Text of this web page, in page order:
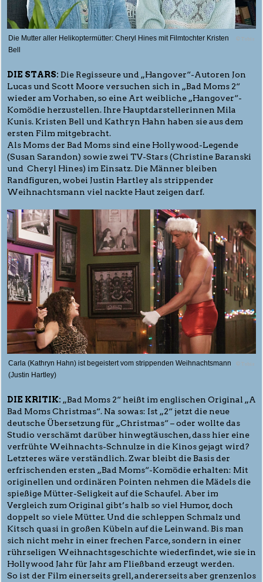
Die Mutter aller Helikoptermütter: Cheryl Hines mit Filmtochter Kristen
Bell
© Tobis
DIE STARS: Die Regisseure und „Hangover“-Autoren Jon
Lucas und Scott Moore versuchen sich in „Bad Moms 2“
wieder am Vorhaben, so eine Art weibliche „Hangover“-
Komödie herzustellen. Ihre Hauptdarstellerinnen Mila
Kunis. Kristen Bell und Kathryn Hahn haben sie aus dem
ersten Film mitgebracht.
Als Moms der Bad Moms sind eine Hollywood-Legende
(Susan Sarandon) sowie zwei TV-Stars (Christine Baranski
und Cheryl Hines) im Einsatz. Die Männer bleiben
Randfiguren, wobei Justin Hartley als strippender
Weihnachtsmann viel nackte Haut zeigen darf.
Carla (Kathryn Hahn) ist begeistert vom strippenden Weihnachtsmann
(Justin Hartley)
© Tobis
DIE KRITIK: „Bad Moms 2“ heißt im englischen Original „A
Bad Moms Christmas“. Na sowas: Ist „2“ jetzt die neue
deutsche Übersetzung für „Christmas“ – oder wollte das
Studio verschämt darüber hinwegtäuschen, dass hier eine
verfrühte Weihnachts-Schnulze in die Kinos gejagt wird?
Letzteres wäre verständlich. Zwar bleibt die Basis der
erfrischenden ersten „Bad Moms“-Komödie erhalten: Mit
originellen und ordinären Pointen nehmen die Mädels die
spießige Mütter-Seligkeit auf die Schaufel. Aber im
Vergleich zum Original gibt’s halb so viel Humor, doch
doppelt so viele Mütter. Und die schleppen Schmalz und
Kitsch quasi in großen Kübeln auf die Leinwand. Bis man
sich nicht mehr in einer frechen Farce, sondern in einer
rührseligen Weihnachtsgeschichte wiederfindet, wie sie in
Hollywood Jahr für Jahr am Fließband erzeugt werden.
So ist der Film einerseits grell, andererseits aber grenzenlos